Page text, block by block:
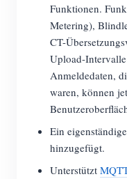
Funktionen.
Metering),
CT-
Upload-
Anmeldedaten,
waren, können
Ein
hinzugefügt.
Unterstützt